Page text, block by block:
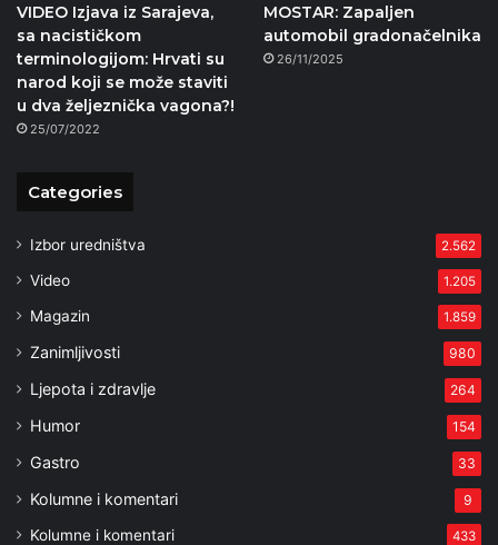
VIDEO Izjava iz Sarajeva,
sa nacističkom
terminologijom: Hrvati su
narod koji se može staviti
u dva željeznička vagona?!
25/07/2022
MOSTAR: Zapaljen
automobil gradonačelnika
26/11/2025
Categories
Izbor uredništva 2.562
Video 1.205
Magazin 1.859
Zanimljivosti 980
Ljepota i zdravlje 264
Humor 154
Gastro 33
Kolumne i komentari 9
Kolumne i komentari 433